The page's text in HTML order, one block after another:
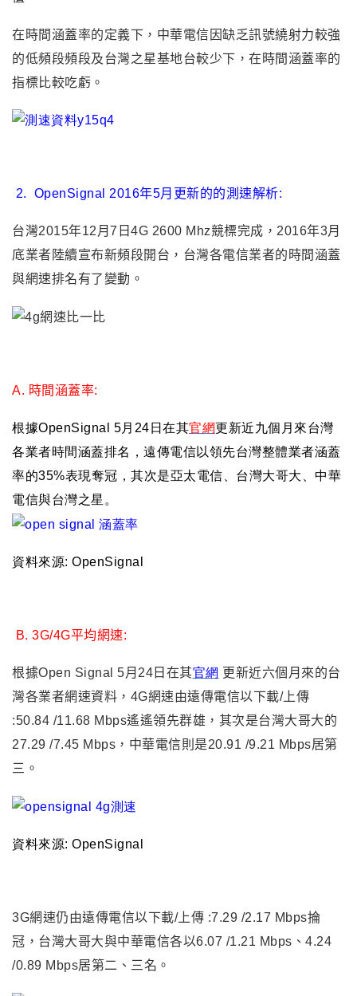
在時間涵蓋率的定義下，中華電信因缺乏訊號繞射力較強
的低頻段頻段及台灣之星基地台較少下，在時間涵蓋率的
指標比較吃虧。
2. OpenSignal 2016年5月更新的的測速解析:
台灣2015年12月7日4G 2600 Mhz競標完成，2016年3月
底業者陸續宣布新頻段開台 ， 台灣各電信業者的時間涵蓋
與網速排名有了變動。
A. 時間涵蓋率:
根據OpenSignal 5月24日在其官網更新近九個月來台灣
各業者時間涵蓋排名，遠傳電信以領先台灣整體業者涵蓋
率的35%表現奪冠，其次是亞太電信、台灣大哥大、中華
電信與台灣之星。
資料來源: OpenSignal
B. 3G/4G平均網速:
根據Open Signal 5月24日在其官網 更新近六個月來的台
灣各業者網速資料，4G網速由遠傳電信以下載/上傳
:50.84 /11.68 Mbps遙遙領先群雄 ， 其次是台灣大哥大的
27.29 /7.45 Mbps ， 中華電信則是20.91 /9.21 Mbps居第
三。
資料來源: OpenSignal
3G網速仍由遠傳電信以下載/上傳 :7.29 /2.17 Mbps掄
冠 ， 台灣大哥大與中華電信各以6.07 /1.21 Mbps、4.24
/0.89 Mbps居第二、三名。